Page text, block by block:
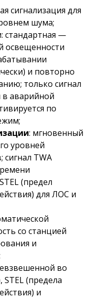
сигнализация для
шума;
стандартная —
освещенности
и повторно
только сигнал
в аварийной
по
: мгновенный
уровней
сигнал TWA
(предел
для ЛОС и
со станцией
и
во
(предела
и